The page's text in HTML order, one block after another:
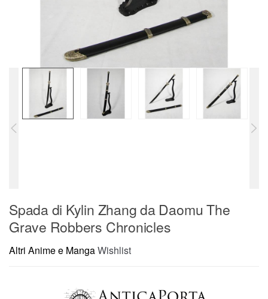
Spada di Kylin Zhang da Daomu The
Grave Robbers Chronicles
Altri Anime e MangaWishlist